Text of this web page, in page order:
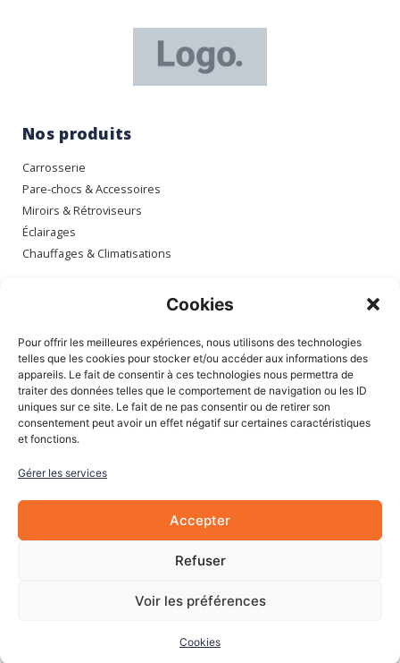
Cookies
Pour offrir les meilleures expériences, nous utilisons des technologies
telles que les cookies pour stocker et/ou accéder aux informations des
appareils. Le fait de consentir à ces technologies nous permettra de
traiter des données telles que le comportement de navigation ou les ID
uniques sur ce site. Le fait de ne pas consentir ou de retirer son
consentement peut avoir un effet négatif sur certaines caractéristiques
et fonctions.
Gérer les services
Accepter
Refuser
Voir les préférences
Cookies
Nos produits
Carrosserie
Pare-chocs & Accessoires
Miroirs & Rétroviseurs
Éclairages
Chauffages & Climatisations
Mon compte
Mes commandes
Mes adresses
Mon panier
Informations
À Propos de nous
Blog
Mentions légales
© 2022 Les Pièces Auto Pro. Tous droits réservés